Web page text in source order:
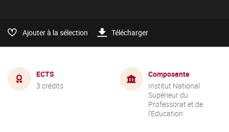
Ajouter à la sélection Télécharger
ECTS
3 crédits
Composante
Institut National
Supérieur du
Professorat et de
l'Education